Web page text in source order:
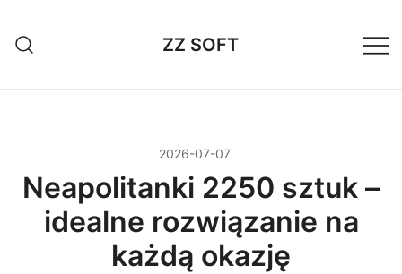
treści
ZZ SOFT
2026-07-07
Neapolitanki 2250 sztuk –
idealne rozwiązanie na
każdą okazję